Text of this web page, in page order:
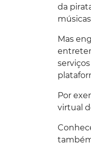
da
Mas
Por
virtual